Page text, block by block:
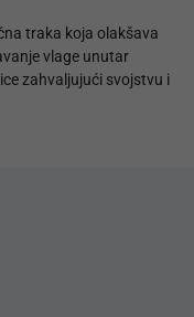
traka koja olakšava
vlage unutar
zahvaljujući svojstvu i